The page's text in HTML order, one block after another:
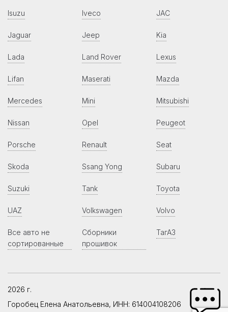
Isuzu Iveco JAC
Jaguar Jeep Kia
Lada Land Rover Lexus
Lifan Maserati Mazda
Mercedes Mini Mitsubishi
Nissan Opel Peugeot
Porsche Renault Seat
Skoda Ssang Yong Subaru
Suzuki Tank Toyota
UAZ Volkswagen Volvo
Все авто не
сортированные
Сборники
прошивок
ТагАЗ
2026 г.
Горобец Елена Анатольевна, ИНН: 614004108206